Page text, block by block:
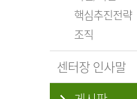
핵심추진전략
조직
센터장 인사말